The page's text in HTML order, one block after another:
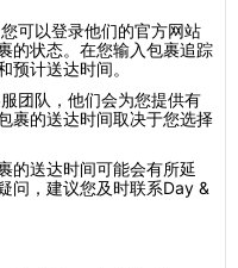
可以登录他们的官方网站
的状态。在您输入包裹追踪
预计送达时间。
团队，他们会为您提供有
裹的送达时间取决于您选择
的送达时间可能会有所延
问，建议您及时联系Day &